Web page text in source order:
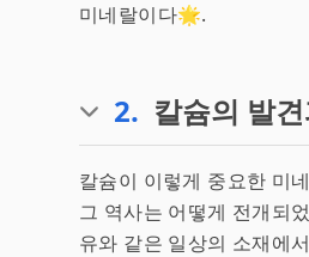
미네랄이다🌟.
2. 칼슘의 발
칼슘이 이렇게 중요한 미
그 역사는 어떻게 전개되
유와 같은 일상의 소재에